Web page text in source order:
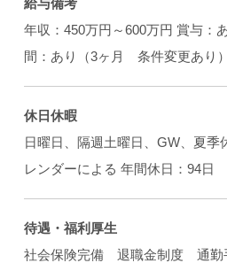
年収：450万円～600万円 賞与：
間：あり（3ヶ月 条件変更あり）
休日休暇
日曜日、隔週土曜日、GW、夏
レンダーによる 年間休日：94日
待遇・福利厚生
社会保険完備 退職金制度 通勤